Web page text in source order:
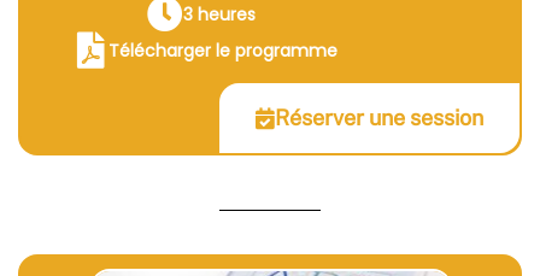
3 heures
Télécharger le programme
Réserver une session